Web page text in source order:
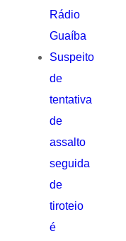
Rádio
Guaíba
Suspeito
de
tentativa
de
assalto
seguida
de
tiroteio
é